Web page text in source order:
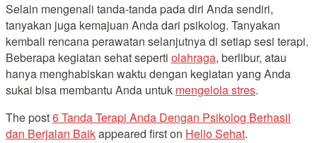
Selain mengenali tanda-tanda pada diri Anda sendiri,
tanyakan juga kemajuan Anda dari psikolog. Tanyakan
kembali rencana perawatan selanjutnya di setiap sesi terapi.
Beberapa kegiatan sehat seperti olahraga, berlibur, atau
hanya menghabiskan waktu dengan kegiatan yang Anda
sukai bisa membantu Anda untuk mengelola stres.
The post6 Tanda Terapi Anda Dengan Psikolog Berhasil
dan Berjalan Baikappeared first on Hello Sehat.